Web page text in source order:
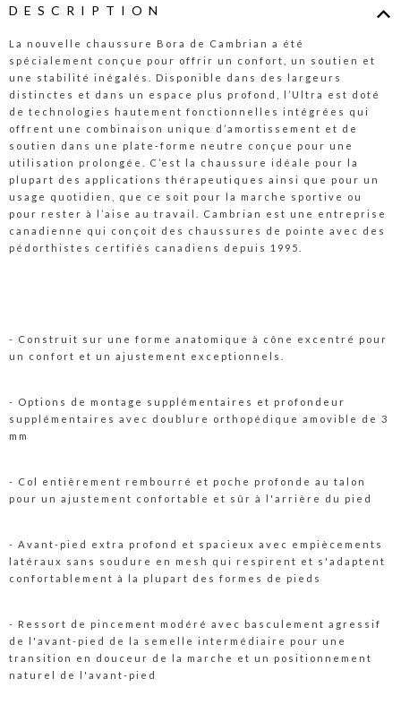
DESCRIPTION
La nouvelle chaussure Bora de Cambrian a été
spécialement conçue pour offrir un confort, un soutien et
une stabilité inégalés. Disponible dans des largeurs
distinctes et dans un espace plus profond, l’Ultra est doté
de technologies hautement fonctionnelles intégrées qui
offrent une combinaison unique d’amortissement et de
soutien dans une plate-forme neutre conçue pour une
utilisation prolongée. C’est la chaussure idéale pour la
plupart des applications thérapeutiques ainsi que pour un
usage quotidien, que ce soit pour la marche sportive ou
pour rester à l’aise au travail. Cambrian est une entreprise
canadienne qui conçoit des chaussures de pointe avec des
pédorthistes certifiés canadiens depuis 1995.
- Construit sur une forme anatomique à cône excentré pour
un confort et un ajustement exceptionnels.
- Options de montage supplémentaires et profondeur
supplémentaires avec doublure orthopédique amovible de 3
mm
- Col entièrement rembourré et poche profonde au talon
pour un ajustement confortable et sûr à l'arrière du pied
- Avant-pied extra profond et spacieux avec empiècements
latéraux sans soudure en mesh qui respirent et s'adaptent
confortablement à la plupart des formes de pieds
- Ressort de pincement modéré avec basculement agressif
de l'avant-pied de la semelle intermédiaire pour une
transition en douceur de la marche et un positionnement
naturel de l'avant-pied